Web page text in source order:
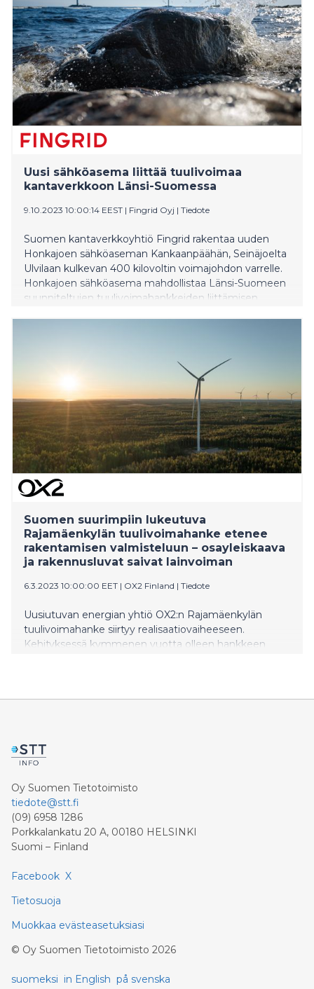
investointipäätös vuoden 2022 jälkeen.
Rajamäenkylän ja Honkakankaan tuulipuistojen
rakentaminen alkaa välittömästi.
Uusi sähköasema liittää tuulivoimaa
kantaverkkoon Länsi-Suomessa
9.10.2023 10:00:14 EEST | Fingrid Oyj | Tiedote
Suomen kantaverkkoyhtiö Fingrid rakentaa uuden
Honkajoen sähköaseman Kankaanpäähän, Seinäjoelta
Ulvilaan kulkevan 400 kilovoltin voimajohdon varrelle.
Honkajoen sähköasema mahdollistaa Länsi-Suomeen
suunniteltujen tuulivoimahankkeiden liittämisen
Suomen suurimpiin lukeutuva
Rajamäenkylän tuulivoimahanke etenee
rakentamisen valmisteluun – osayleiskaava
ja rakennusluvat saivat lainvoiman
6.3.2023 10:00:00 EET | OX2 Finland | Tiedote
Uusiutuvan energian yhtiö OX2:n Rajamäenkylän
tuulivoimahanke siirtyy realisaatiovaiheeseen.
Kehityksessä kymmenen vuotta olleen hankkeen
arvioidaan käynnistyvän vuoden sisällä.
Oy Suomen Tietotoimisto
tiedote@stt.fi
(09) 6958 1286
Porkkalankatu 20 A, 00180 HELSINKI
Suomi – Finland
Facebook X
Tietosuoja
Muokkaa evästeasetuksiasi
© Oy Suomen Tietotoimisto 2026
suomeksi in English på svenska